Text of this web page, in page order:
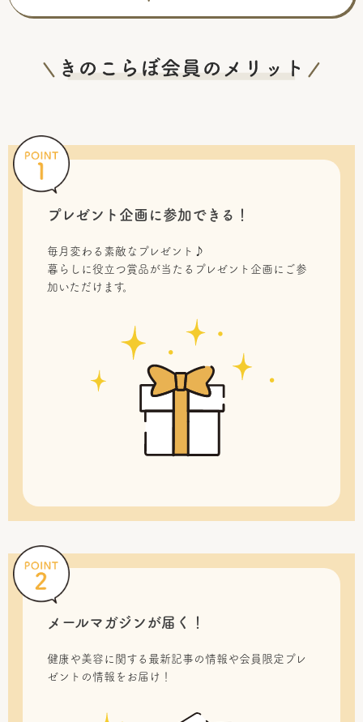
プレゼント企画に参加できる！
毎月変わる素敵なプレゼント♪
暮らしに役立つ賞品が当たるプレゼント企画にご参
加いただけます。
メールマガジンが届く！
健康や美容に関する最新記事の情報や会員限定プレ
ゼントの情報をお届け！